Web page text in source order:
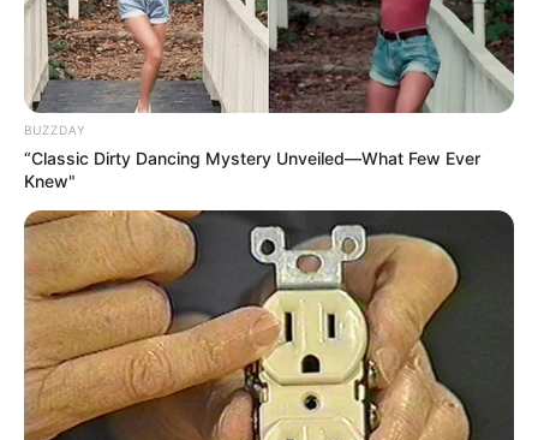
BUZZDAY
“Classic Dirty Dancing Mystery Unveiled—What Few Ever
Knew"